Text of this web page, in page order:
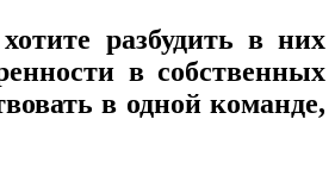
разбудить в них
в собственных
в одной команде,